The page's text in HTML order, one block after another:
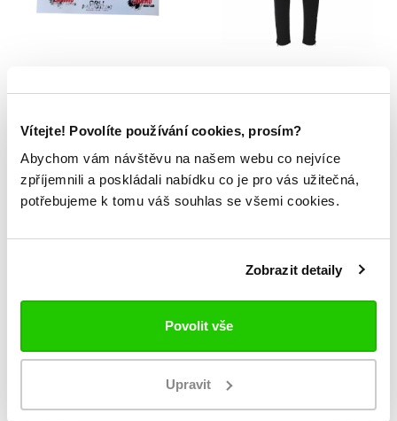
Vítejte! Povolíte používání cookies, prosím?
Abychom vám návštěvu na našem webu co nejvíce
zpříjemnili a poskládali nabídku co je pro vás užitečná,
potřebujeme k tomu váš souhlas se všemi cookies.
Zobrazit detaily
Povolit vše
Upravit
arch
149 Kč 1 369 Kč
NOVINKA
myš Orli
NOVINKA